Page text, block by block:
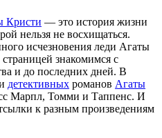
Кристи — это история жизни
нельзя не восхищаться.
исчезновения леди Агаты
знакомимся с
и до последних дней. В
детективных романов Агаты
Марпл, Томми и Таппенс. И
к разным произведениям